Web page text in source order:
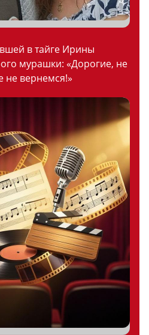
в тайге Ирины
мурашки: «Дорогие, не
не вернемся!»